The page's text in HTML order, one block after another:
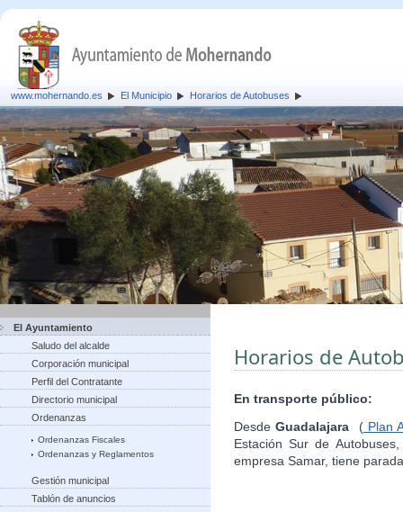
www.mohernando.es El Municipio Horarios de Autobuses
El Ayuntamiento
Saludo del alcalde
Corporación municipal
Perfil del Contratante
Directorio municipal
Ordenanzas
Ordenanzas Fiscales
Ordenanzas y Reglamentos
Gestión municipal
Tablón de anuncios
Horarios de
En transporte público:
DesdeGuadalajara (Plan
Estación Sur de
empresa Samar, tiene